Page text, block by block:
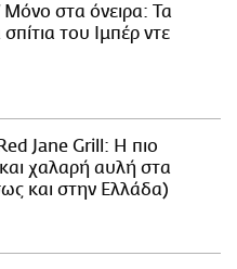
Μόνο στα όνειρα: Τα
του Ιμπέρ ντε
Jane Grill: Η πιο
χαλαρή αυλή στα
και στην Ελλάδα)